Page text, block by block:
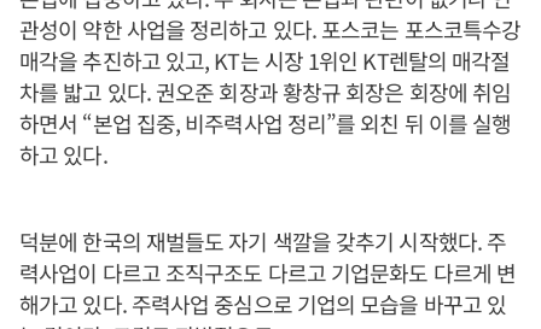
관성이 약한 사업을 정리하고 있다. 포스코는 포스코특수강
매각을 추진하고 있고, KT는 시장 1위인 KT렌탈의 매각절
차를 밟고 있다. 권오준 회장과 황창규 회장은 회장에 취임
하면서 “본업 집중, 비주력사업 정리”를 외친 뒤 이를 실행
하고 있다.
덕분에 한국의 재벌들도 자기 색깔을 갖추기 시작했다. 주
력사업이 다르고 조직구조도 다르고 기업문화도 다르게 변
해가고 있다. 주력사업 중심으로 기업의 모습을 바꾸고 있